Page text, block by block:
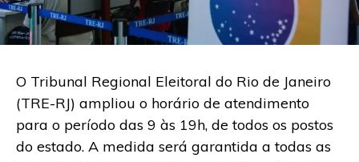
O Tribunal Regional Eleitoral do Rio de Janeiro
(TRE-RJ) ampliou o horário de atendimento
para o período das 9 às 19h, de todos os postos
do estado. A medida será garantida a todas as